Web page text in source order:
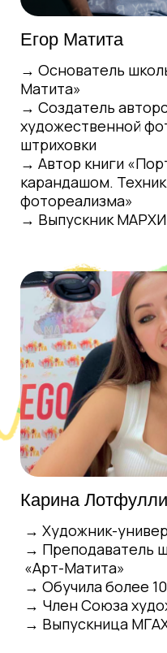
Егор Матита
→ Основатель
Матита»
→ Создатель
художественной
штриховки
→ Автор книги
карандашом.
фотореализма»
→ Выпускник МАРХИ
Карина
→ Художник-
→ Преподаватель
«Арт-Матита»
→ Обучила более
→ Член Союза
→ Выпускница
любого возраста — от
до лиц пожилых людей.
Профессиональные
художника
Научитесь собирать
презентовать свои работы,
выставках и продавать
все инструменты для
ЗАПИСАТЬСЯ НА